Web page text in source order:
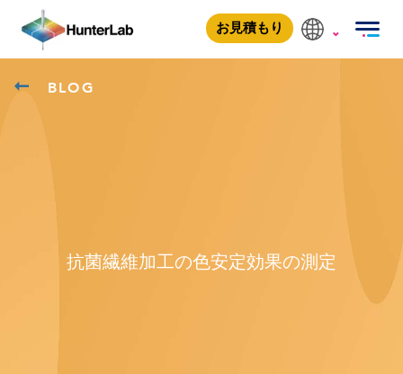
お見積もり
BLOG
抗菌繊維加工の色安定効果の測定